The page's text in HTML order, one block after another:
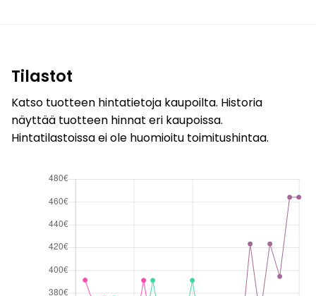
Tilastot
Katso tuotteen hintatietoja kaupoilta. Historia
näyttää tuotteen hinnat eri kaupoissa.
Hintatilastoissa ei ole huomioitu toimitushintaa.